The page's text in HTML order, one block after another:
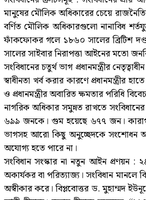
মানুষের মৌলিক অধিকারের চেয়ে
বর্ণিত মৌলিক অধিকারগুলো নানাবিধ
ফাঁকফোকর গলে ১৮৬০ সালের ব্রিটিশ
সালের সাইবার নিরাপত্তা আইনের মতো
সংবিধানের চতুর্থ ভাগ প্রধানমন্ত্রীর
স্বাধীনতা খর্ব করার কারণে প্রধানমন্ত্রীর
ও প্রধানমন্ত্রীর অবারিত ক্ষমতার পরিধি
নাগরিক অধিকার সমুন্নত রাখতে
৬৯৯ জনকে। গুম হয়েছে ৬৭৭ জন।
ভাগসহ আরো কিছু অনুচ্ছেদকে সংশোধন
অযোগ্য হতে পারে না।
সংবিধান সংস্কার না নতুন আইন প্রণয়ন :
অকার্যকর বা পরিত্যাজ্য। সংবিধান মানলে
অস্বীকার করে। বিপ্লবোত্তর ড. মুহাম্মদ